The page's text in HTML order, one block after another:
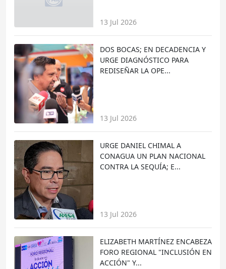
13 Jul 2026
DOS BOCAS; EN DECADENCIA Y
URGE DIAGNÓSTICO PARA
REDISEÑAR LA OPE...
13 Jul 2026
URGE DANIEL CHIMAL A
CONAGUA UN PLAN NACIONAL
CONTRA LA SEQUÍA; E...
13 Jul 2026
ELIZABETH MARTÍNEZ ENCABEZA
FORO REGIONAL "INCLUSIÓN EN
ACCIÓN" Y...